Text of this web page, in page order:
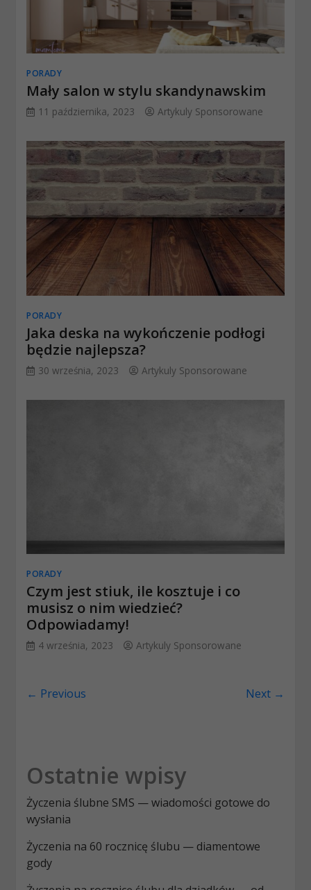
PORADY
Mały salon w stylu skandynawskim
11 października, 2023 Artykuly Sponsorowane
PORADY
Jaka deska na wykończenie podłogi
będzie najlepsza?
30 września, 2023 Artykuly Sponsorowane
PORADY
Czym jest stiuk, ile kosztuje i co
musisz o nim wiedzieć?
Odpowiadamy!
4 września, 2023 Artykuly Sponsorowane
← Previous Next →
Ostatnie wpisy
Życzenia ślubne SMS — wiadomości gotowe do
wysłania
Życzenia na 60 rocznicę ślubu — diamentowe
gody